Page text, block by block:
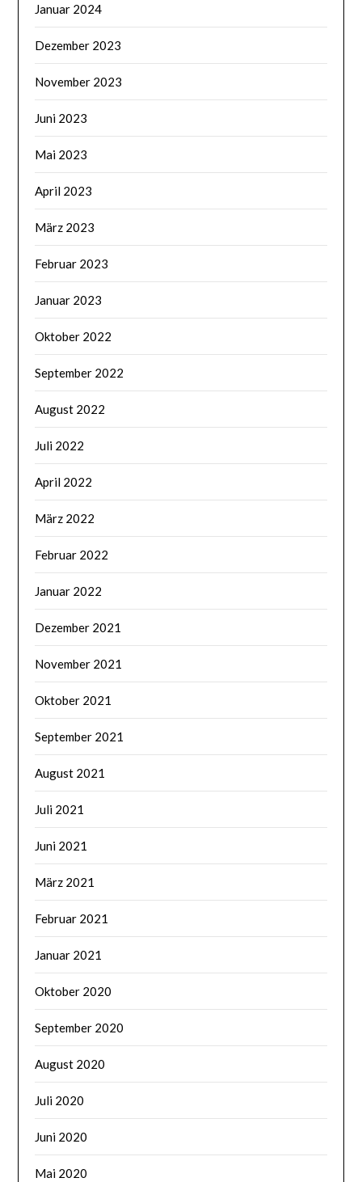
Januar 2024
Dezember 2023
November 2023
Juni 2023
Mai 2023
April 2023
März 2023
Februar 2023
Januar 2023
Oktober 2022
September 2022
August 2022
Juli 2022
April 2022
März 2022
Februar 2022
Januar 2022
Dezember 2021
November 2021
Oktober 2021
September 2021
August 2021
Juli 2021
Juni 2021
März 2021
Februar 2021
Januar 2021
Oktober 2020
September 2020
August 2020
Juli 2020
Juni 2020
Mai 2020